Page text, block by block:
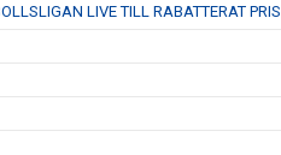
LIVE TILL RABATTERAT PRIS